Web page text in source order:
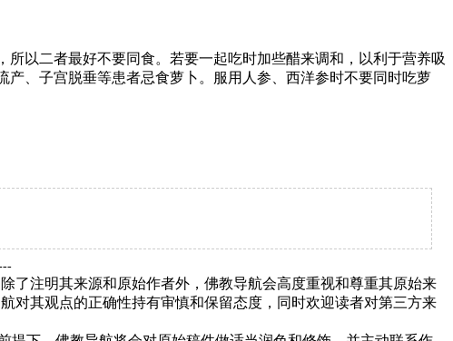
以二者最好不要同食。若要一起吃时加些醋来调和，以利于营养吸
、子宫脱垂等患者忌食萝卜。服用人参、西洋参时不要同时吃萝
了注明其来源和原始作者外，佛教导航会高度重视和尊重其原始来
对其观点的正确性持有审慎和保留态度，同时欢迎读者对第三方来